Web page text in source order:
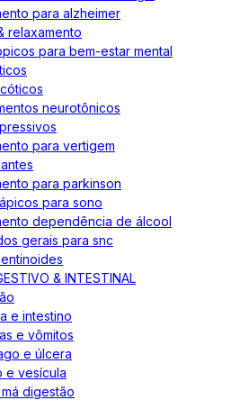
para alzheimer
relaxamento
para bem-estar mental
neurotônicos
para vertigem
para parkinson
para sono
dependência de álcool
gerais para snc
& INTESTINAL
e intestino
e vômitos
e úlcera
e vesícula
digestão